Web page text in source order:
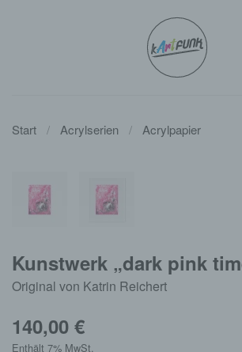
Zum Hauptinhalt springen
Start Acrylserien Acrylpapier
Kunstwerk „dark pink
Original von Katrin Reichert
140,00 €
Enthält 7% MwSt.